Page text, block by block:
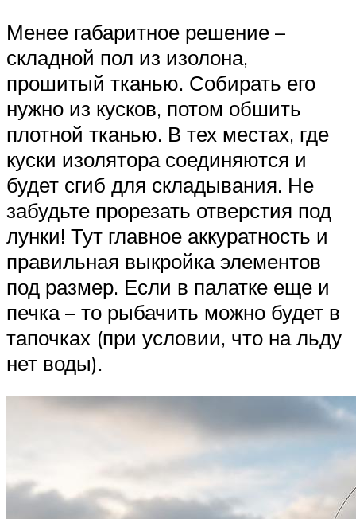
Менее габаритное решение –
складной пол из изолона,
прошитый тканью. Собирать его
нужно из кусков, потом обшить
плотной тканью. В тех местах, где
куски изолятора соединяются и
будет сгиб для складывания. Не
забудьте прорезать отверстия под
лунки! Тут главное аккуратность и
правильная выкройка элементов
под размер. Если в палатке еще и
печка – то рыбачить можно будет в
тапочках (при условии, что на льду
нет воды).